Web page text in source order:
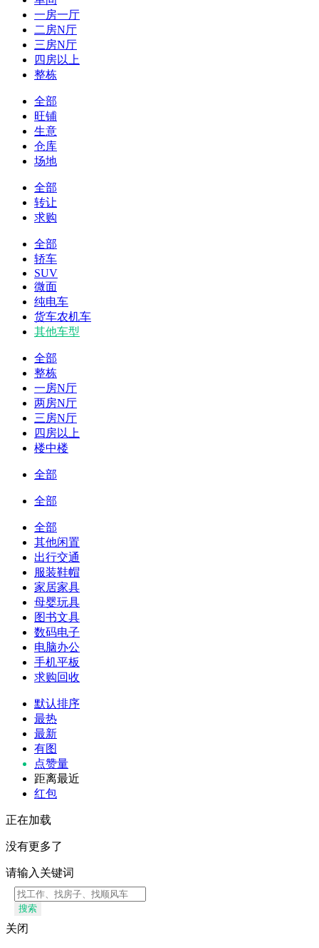
一房一厅
二房N厅
三房N厅
四房以上
整栋
全部
旺铺
生意
仓库
场地
全部
转让
求购
全部
轿车
SUV
微面
纯电车
货车农机车
其他车型
全部
整栋
一房N厅
两房N厅
三房N厅
四房以上
楼中楼
全部
全部
全部
其他闲置
出行交通
服装鞋帽
家居家具
母婴玩具
图书文具
数码电子
电脑办公
手机平板
求购回收
默认排序
最热
最新
有图
点赞量
距离最近
红包
正在加载
没有更多了
请输入关键词
搜索
关闭